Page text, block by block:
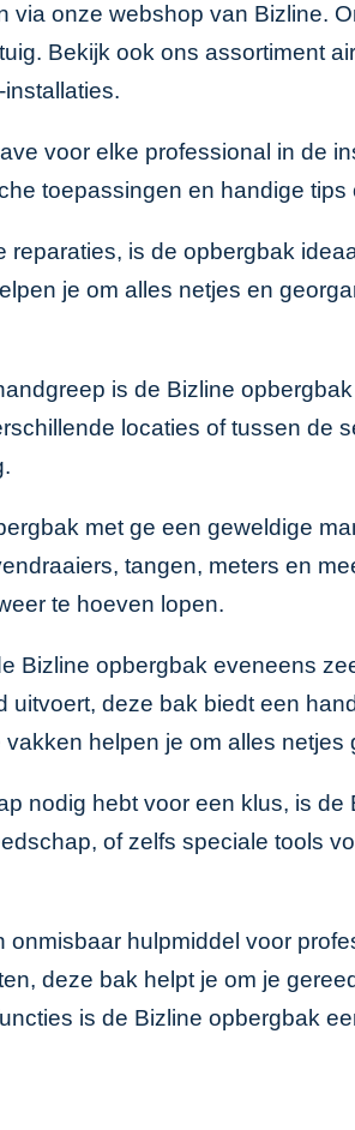
via onze webshop van Bizline.
Bekijk ook ons assortiment
voor elke professional in de
toepassingen en handige
is de opbergbak
je om alles netjes en
is de Bizline
locaties of tussen
met ge een geweldige
tangen, meters en
te hoeven lopen.
Bizline opbergbak eveneens
deze bak biedt een
helpen je om alles netjes
nodig hebt voor een klus, is
of zelfs speciale tools
hulpmiddel voor
deze bak helpt je om je
is de Bizline opbergbak